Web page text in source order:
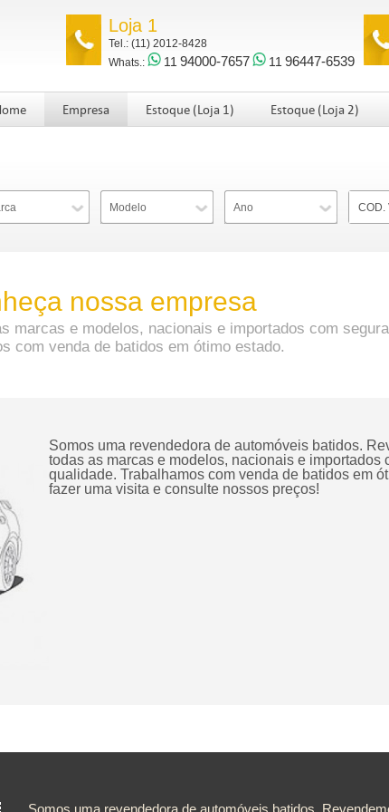
Loja 1
Tel.: (11) 2012-8428
Whats.:
11 94000-7657 11 96447-6539
Empresa Estoque (Loja 1) Estoque (Loja 2)
Modelo Ano
nossa empresa
marcas e modelos, nacionais e importados com
com venda de batidos em ótimo estado.
Somos uma revendedora de automóveis batidos.
todas as marcas e modelos, nacionais e importados
qualidade. Trabalhamos com venda de batidos em
fazer uma visita e consulte nossos preços!
Somos uma revendedora de automóveis batidos.